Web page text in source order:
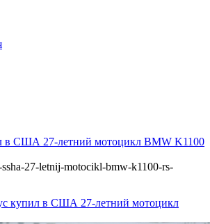
в США 27-летний мотоцикл BMW K1100
27-letnij-motocikl-bmw-k1100-rs-
купил в США 27-летний мотоцикл